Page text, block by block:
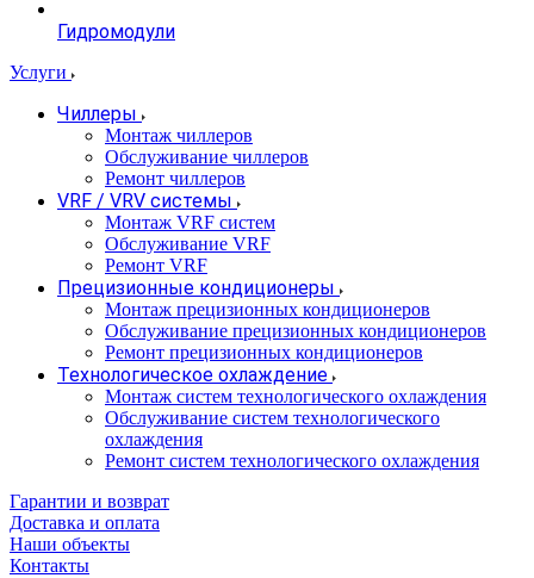
Гидромодули
Услуги
Чиллеры
Монтаж чиллеров
Обслуживание чиллеров
Ремонт чиллеров
VRF / VRV системы
Монтаж VRF систем
Обслуживание VRF
Ремонт VRF
Прецизионные кондиционеры
Монтаж прецизионных кондиционеров
Обслуживание прецизионных кондиционеров
Ремонт прецизионных кондиционеров
Технологическое охлаждение
Монтаж систем технологического охлаждения
Обслуживание систем технологического
охлаждения
Ремонт систем технологического охлаждения
Гарантии и возврат
Доставка и оплата
Наши объекты
Контакты